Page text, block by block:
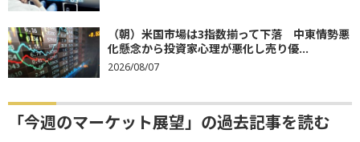
（朝）米国市場は3指数揃って下落 中東情勢悪
化懸念から投資家心理が悪化し売り優...
2026/08/07
「今週のマーケット展望」の過去記事を読む